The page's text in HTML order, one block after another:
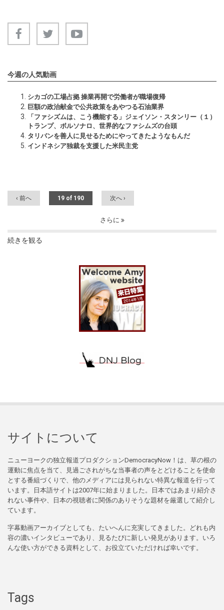
今週の人気動画
シカゴの工場占拠 操業再開で労働者が職場復帰
巨額の政治献金で公共政策をあやつる石油業界
「ファシズムは、こう機能する」ジェイソン・スタンリー（１）
トランプ、ボルソナロ、世界的なファシムズの台頭
タリバンを善人に見せるためにやってきたようなもんだ
インドネシア独裁を支援した米民主党
‹ 前へ 19 of 190 次へ ›
さらに
続きを観る
サイトについて
ニューヨークの独立報道プロダクションDemocracyNow！は、草の根の
運動に焦点を当て、見過ごされがちな当事者の声をとどけることを使命
とする番組づくりで、他のメディアには見られない特異な報道を行って
います。日本語サイトは2007年に始まりました。日本ではあまり紹介さ
れない事件や、日本の視聴者に関係のありそうな題材を厳選して紹介し
ています。
字幕動画アーカイブとしても、たいへんに充実してきました。どれも内
容の濃いインタビューであり、見るたびに新しい発見があります。いろ
んな使い方ができる資料として、お役立ていただければ幸いです。
Tags